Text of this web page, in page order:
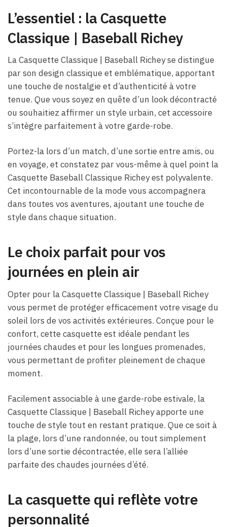
L’essentiel : la Casquette
Classique | Baseball Richey
La Casquette Classique | Baseball Richey se distingue
par son design classique et emblématique, apportant
une touche de nostalgie et d’authenticité à votre
tenue. Que vous soyez en quête d’un look décontracté
ou souhaitiez affirmer un style urbain, cet accessoire
s’intègre parfaitement à votre garde-robe.
Portez-la lors d’un match, d’une sortie entre amis, ou
en voyage, et constatez par vous-même à quel point la
Casquette Baseball Classique Richey est polyvalente.
Cet incontournable de la mode vous accompagnera
dans toutes vos aventures, ajoutant une touche de
style dans chaque situation.
Le choix parfait pour vos
journées en plein air
Opter pour la Casquette Classique | Baseball Richey
vous permet de protéger efficacement votre visage du
soleil lors de vos activités extérieures. Conçue pour le
confort, cette casquette est idéale pendant les
journées chaudes et pour les longues promenades,
vous permettant de profiter pleinement de chaque
moment.
Facilement associable à une garde-robe estivale, la
Casquette Classique | Baseball Richey apporte une
touche de style tout en restant pratique. Que ce soit à
la plage, lors d’une randonnée, ou tout simplement
lors d’une sortie décontractée, elle sera l’alliée
parfaite des chaudes journées d’été.
La casquette qui reflète votre
personnalité